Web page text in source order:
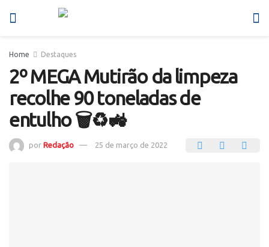
Home Destaques
2º MEGA Mutirão da limpeza
recolhe 90 toneladas de
entulho 🗑️♻️🚜
por Redação 25 de março de 2022